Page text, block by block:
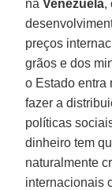
naVenezuela,
preços
grãos e dos
o Estado entra
fazer a
políticas
dinheiro tem
naturalmente
internacionais